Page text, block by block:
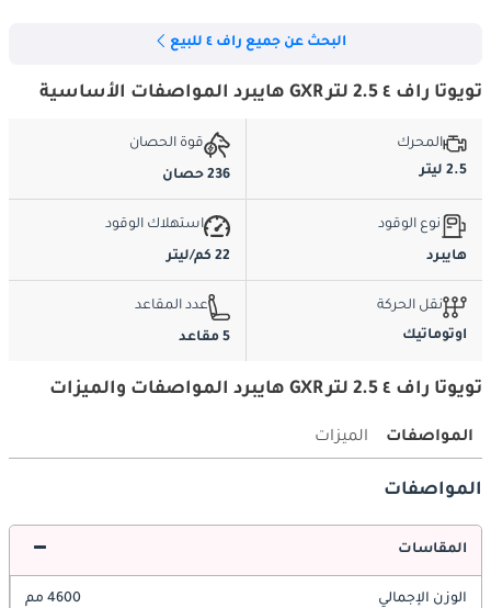
البحث عن جميع راف ٤ للبيع
تويوتا راف ٤ 2.5 لتر GXR هايبرد المواصفات الأساسية
المحرك
2.5 ليتر
قوة الحصان
236 حصان
نوع الوقود
هايبرد
استهلاك الوقود
22 كم/ليتر
نقل الحركة
اوتوماتيك
عدد المقاعد
5 مقاعد
تويوتا راف ٤ 2.5 لتر GXR هايبرد المواصفات والميزات
المواصفات الميزات
المواصفات
المقاسات
الوزن الإجمالي 4600 مم